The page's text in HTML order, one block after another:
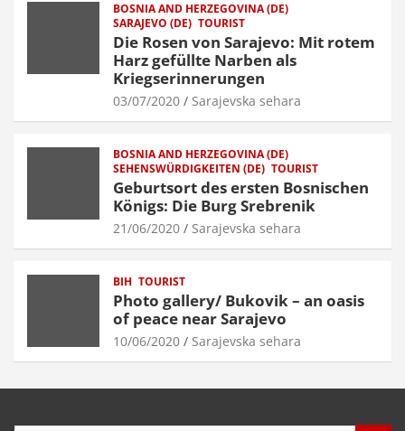
BOSNIA AND HERZEGOVINA (DE)
SARAJEVO (DE) TOURIST
Die Rosen von Sarajevo: Mit rotem
Harz gefüllte Narben als
Kriegserinnerungen
03/07/2020 Sarajevska sehara
BOSNIA AND HERZEGOVINA (DE)
SEHENSWÜRDIGKEITEN (DE) TOURIST
Geburtsort des ersten Bosnischen
Königs: Die Burg Srebrenik
21/06/2020 Sarajevska sehara
BIH TOURIST
Photo gallery/ Bukovik – an oasis
of peace near Sarajevo
10/06/2020 Sarajevska sehara